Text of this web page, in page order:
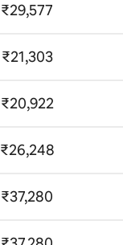
₹29,577
₹21,303
₹20,922
₹26,248
₹37,280